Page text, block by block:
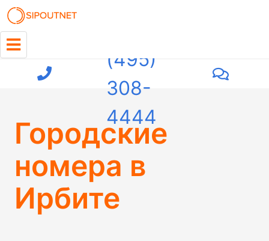
(495)
308-
4444
Городские
номера в
Ирбите